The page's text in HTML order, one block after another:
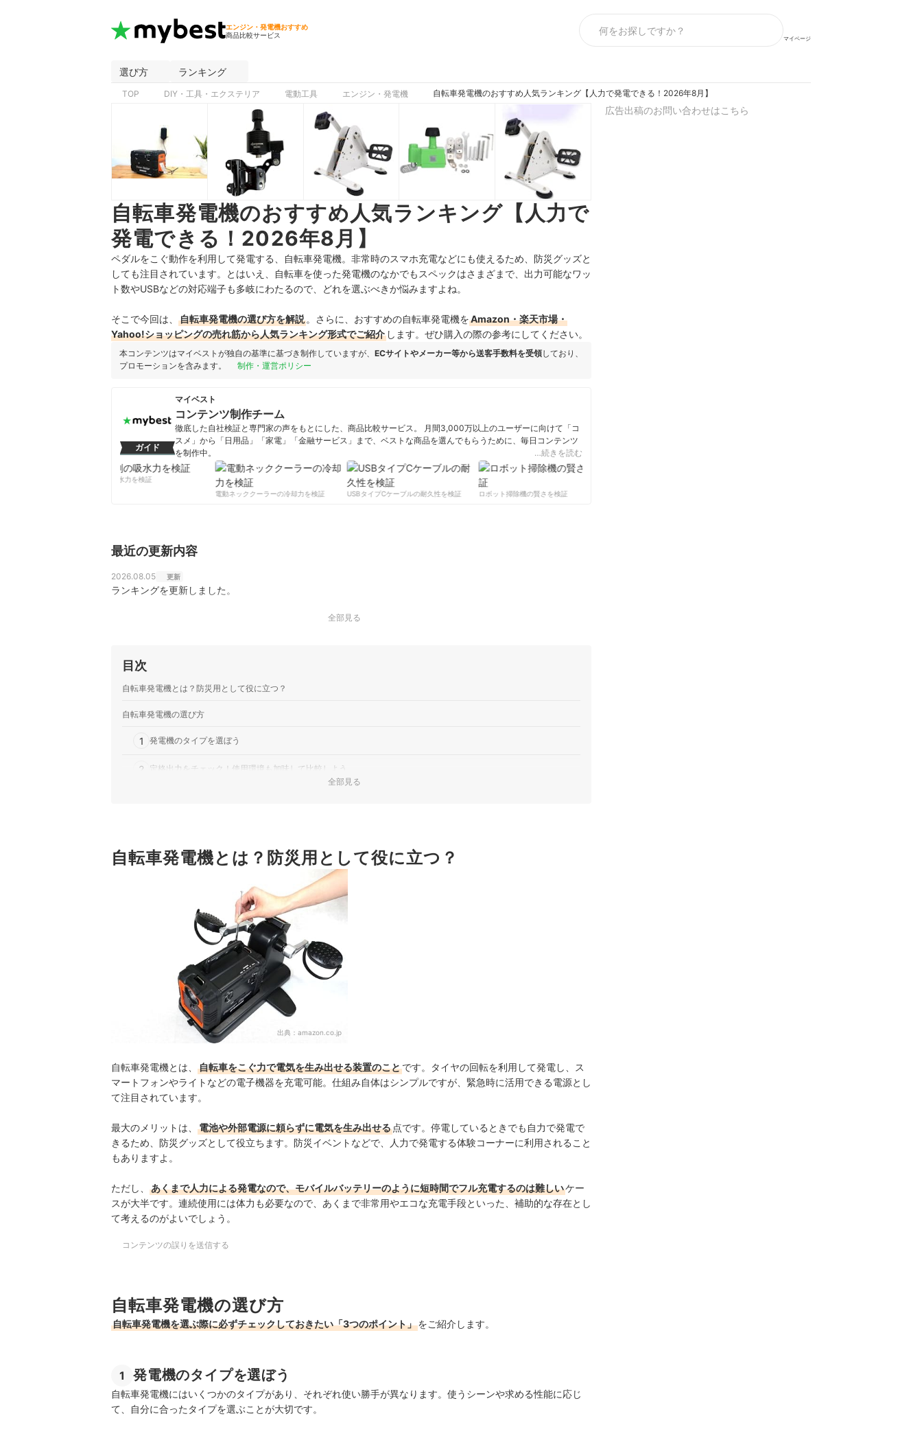
エンジン・発電機おすすめ
商品比較サービス
マイページ
選び方 ランキング
TOP DIY・工具・エクステリア 電動工具 エンジン・発電機 自転車発電機のおすすめ人気ランキング【人力で発電できる！2026年8月】
自転車発電機のおすすめ人気ランキング【人力で
発電できる！2026年8月】
ペダルをこぐ動作を利用して発電する、自転車発電機。非常時のスマホ充電などにも使えるため、防災グッズと
しても注目されています。とはいえ、自転車を使った発電機のなかでもスペックはさまざまで、出力可能なワッ
ト数やUSBなどの対応端子も多岐にわたるので、どれを選ぶべきか悩みますよね。
そこで今回は、 自転車発電機の選び方を解説 。さらに、おすすめの自転車発電機をAmazon・楽天市場・
Yahoo!ショッピングの売れ筋から人気ランキング形式でご紹介 します。ぜひ購入の際の参考にしてください。
本コンテンツはマイベストが独自の基準に基づき制作していますが、 ECサイトやメーカー等から送客手数料を受領しており、
プロモーションを含みます。
制作・運営ポリシー
ガイド
マイベスト
コンテンツ制作チーム
徹底した自社検証と専門家の声をもとにした、商品比較サービス。 月間3,000万以上のユーザーに向けて「コ
スメ」から「日用品」「家電」「金融サービス」まで、ベストな商品を選んでもらうために、毎日コンテンツ
を制作中。
コンテンツ制作チームのプロフィール
…続きを読む
柔軟剤の吸水力を検証
電動ネッククーラーの冷却力を検証
USBタイプCケーブルの耐久性を検証 ロボット掃除機の賢さを検証
最近の更新内容
2026.08.05 更新
ランキングを更新しました。
全部見る
目次
自転車発電機とは？防災用として役に立つ？
自転車発電機の選び方
1 発電機のタイプを選ぼう
2 定格出力をチェック！使用環境も加味して比較しよう
燃料を使用するタイプの発電機もチェックしてみよう
全部見る
自転車発電機とは？防災用として役に立つ？
出典： amazon.co.jp
自転車発電機とは、 自転車をこぐ力で電気を生み出せる装置のことです。タイヤの回転を利用して発電し、ス
マートフォンやライトなどの電子機器を充電可能。仕組み自体はシンプルですが、緊急時に活用できる電源とし
て注目されています。
最大のメリットは、 電池や外部電源に頼らずに電気を生み出せる 点です。停電しているときでも自力で発電で
きるため、防災グッズとして役立ちます。防災イベントなどで、人力で発電する体験コーナーに利用されること
もありますよ。
ただし、 あくまで人力による発電なので、モバイルバッテリーのように短時間でフル充電するのは難しいケー
スが大半です。連続使用には体力も必要なので、あくまで非常用やエコな充電手段といった、補助的な存在とし
て考えるのがよいでしょう。
コンテンツの誤りを送信する
自転車発電機の選び方
自転車発電機を選ぶ際に必ずチェックしておきたい「3つのポイント」をご紹介します。
1 発電機のタイプを選ぼう
自転車発電機にはいくつかのタイプがあり、それぞれ使い勝手が異なります。使うシーンや求める性能に応じ
て、自分に合ったタイプを選ぶことが大切です。
広告出稿のお問い合わせはこちら